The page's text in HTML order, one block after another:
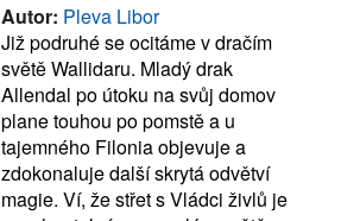
Autor: Pleva Libor
Již podruhé se ocitáme v dračím
světě Wallidaru. Mladý drak
Allendal po útoku na svůj domov
plane touhou po pomstě a u
tajemného Filonia objevuje a
zdokonaluje další skrytá odvětví
magie. Ví, že střet s Vládci živlů je